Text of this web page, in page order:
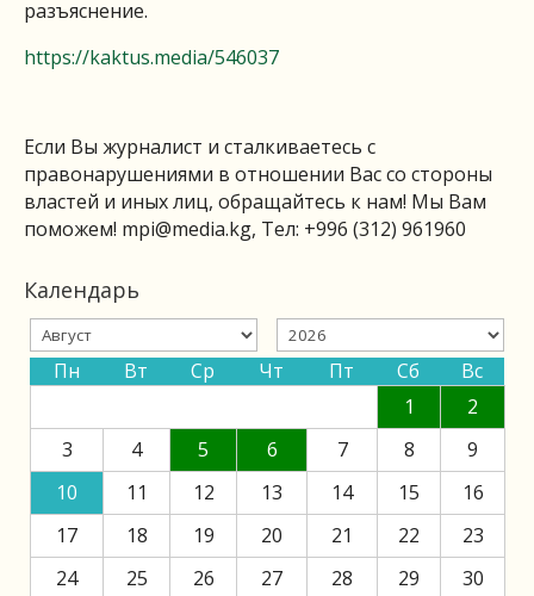
разъяснение.
https://kaktus.media/546037
Если Вы журналист и сталкиваетесь с
правонарушениями в отношении Вас со стороны
властей и иных лиц, обращайтесь к нам! Мы Вам
поможем! mpi@media.kg, Тел: +996 (312) 961960
Календарь
Пн Вт Ср Чт Пт Сб
Вс
1
2
3
4 5 6 7 8
9
10
11 12 13 14 15
16
17
18 19 20 21 22
23
24
25 26 27 28 29
30